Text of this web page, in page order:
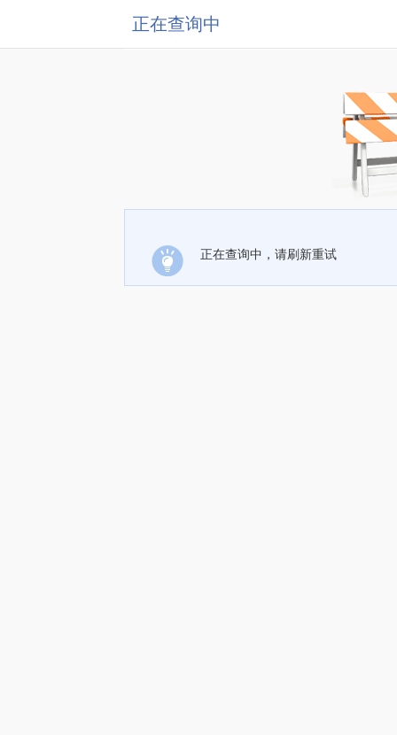
正在查询中
正在查询中，请刷新重试